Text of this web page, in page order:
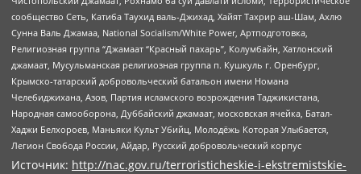
сообщество Сеть, Катиба Таухид валь-Джихад, Хайят Тахрир аш-Шам, Ахлю
Сунна Валь Джамаа, National Socialism/White Power, Артподготовка,
Религиозная группа “Джамаат “Красный пахарь”, Колумбайн, Хатлонский
джамаат, Мусульманская религиозная группа п. Кушкуль г. Оренбург,
Крымско-татарский добровольческий батальон имени Номана
Челебиджихана, Азов, Партия исламского возрождения Таджикистана,
Народная самооборона, Дуббайский джамаат, московская ячейка, Батал-
Хаджи Белхороев, Маньяки Культ Убийц, Молодёжь Которая Улыбается,
Легион Свобода России, Айдар, Русский добровольческий корпус
Источник: http://nac.gov.ru/terroristicheskie-i-ekstremistskie-